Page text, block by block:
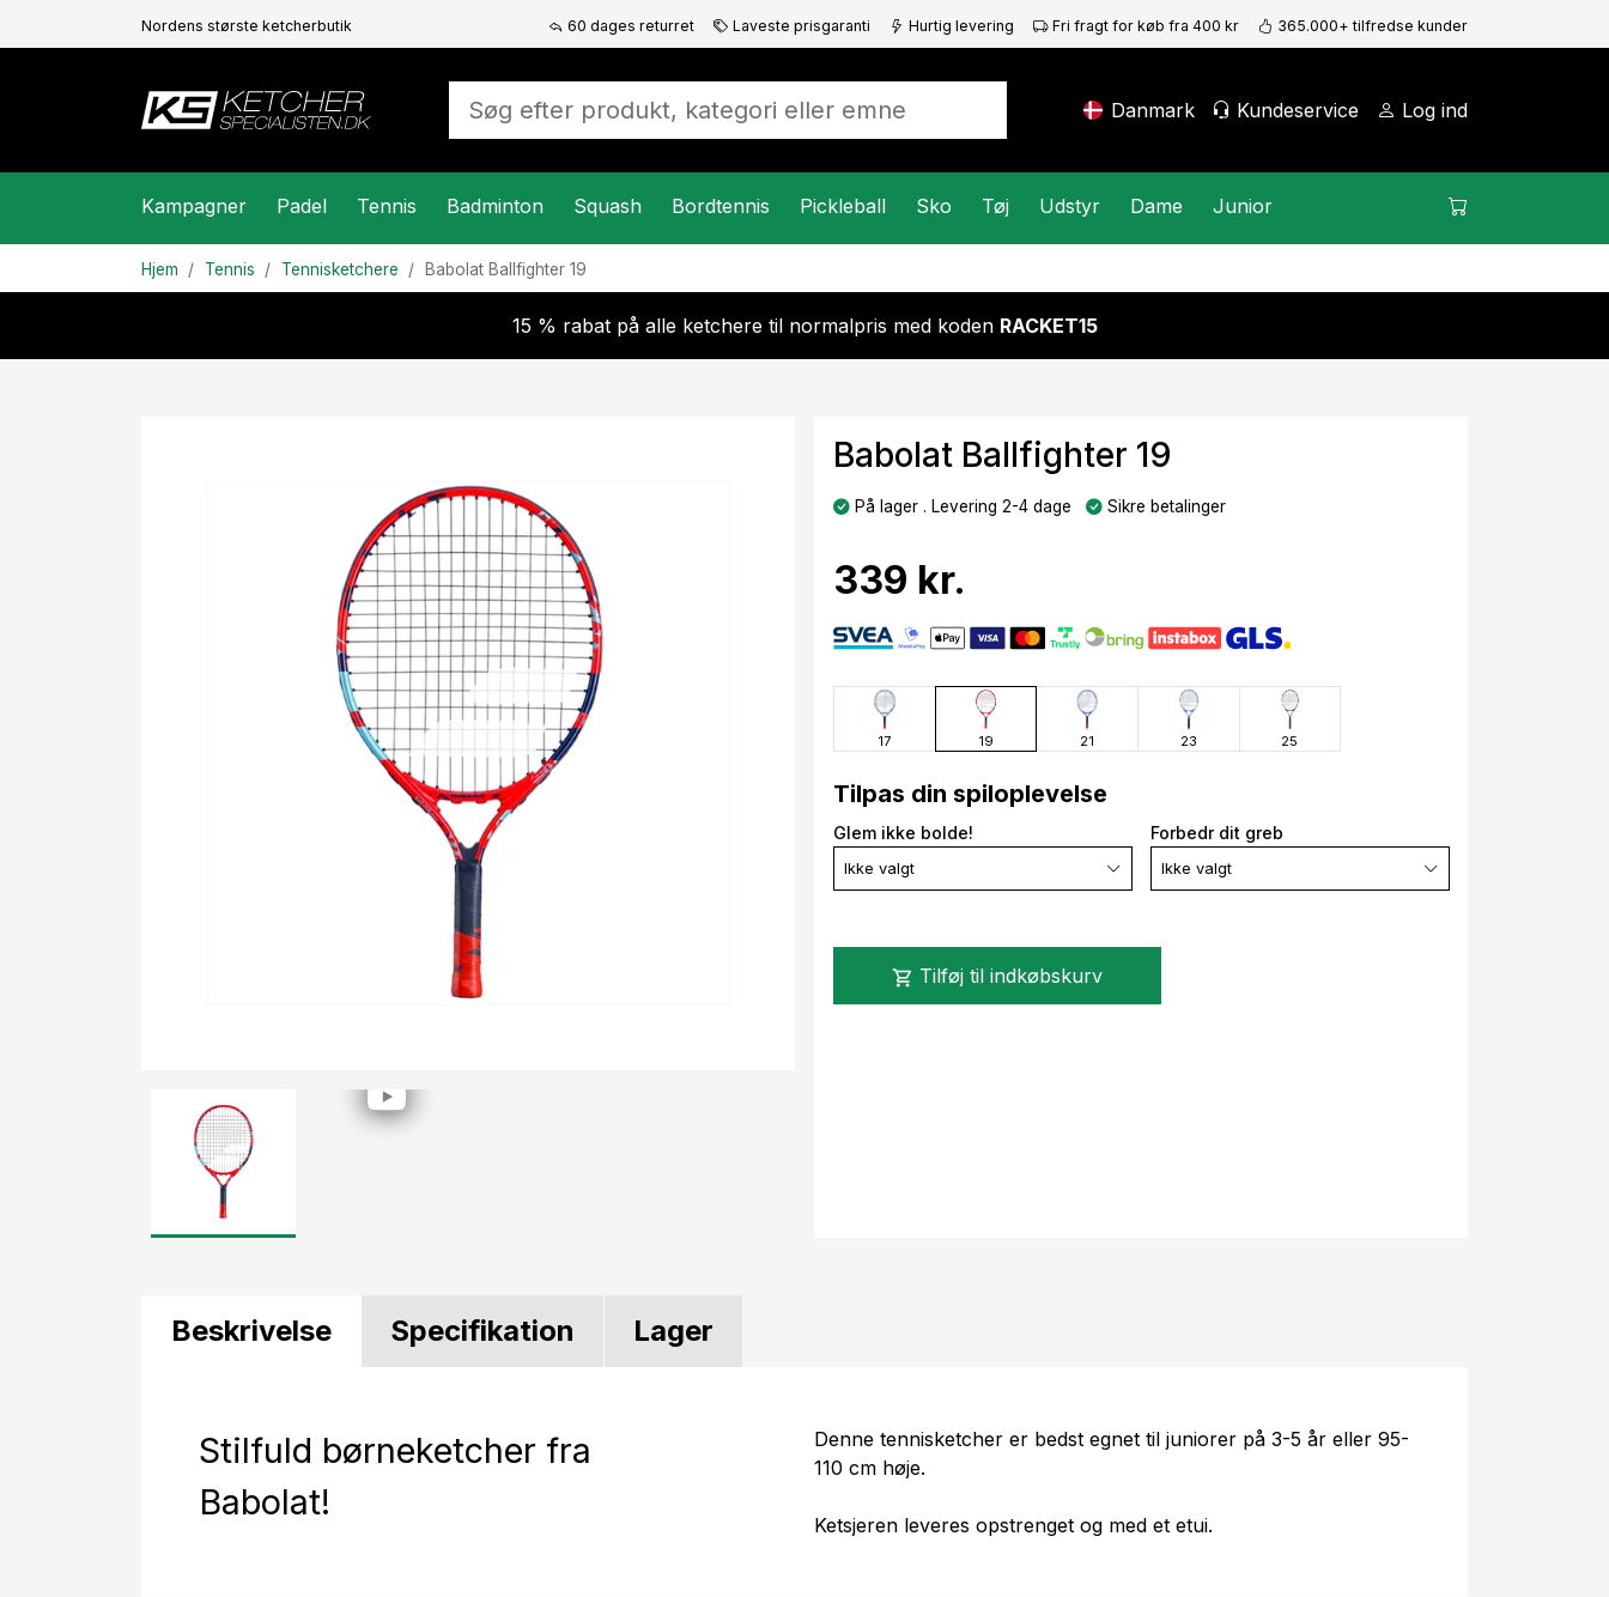
Nordens største ketcherbutik 60 dages returret Laveste prisgaranti Hurtig levering Fri fragt for køb fra 400 kr 365.000+ tilfredse kunder
Danmark Kundeservice Log ind
Kampagner Padel Tennis Badminton Squash Bordtennis Pickleball Sko Tøj Udstyr Dame Junior
Hjem Tennis Tennisketchere Babolat Ballfighter 19
15 % rabat på alle ketchere til normalpris med koden RACKET15
Babolat Ballfighter 19
På lager . Levering 2-4 dage Sikre betalinger
339 kr.
17 19 21 23 25
Tilpas din spiloplevelse
Glem ikke bolde!
Ikke valgt
Forbedr dit greb
Ikke valgt
shopping_cart Tilføj til indkøbskurv
Beskrivelse Specifikation Lager
Stilfuld børneketcher fra
Babolat!
Denne tennisketcher er bedst egnet til juniorer på 3-5 år eller 95-
110 cm høje.
Ketsjeren leveres opstrenget og med et etui.